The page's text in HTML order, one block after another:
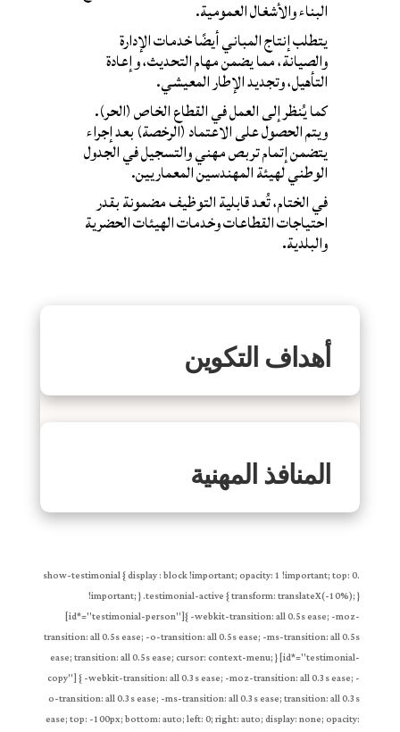
البناء والأشغال العمومية.
يتطلب إنتاج المباني أيضًا خدمات الإدارة
والصيانة، مما يضمن مهام التحديث، وإعادة
التأهيل، وتجديد الإطار المعيشي.
كما يُنظر إلى العمل في القطاع الخاص (الحر).
ويتم الحصول على الاعتماد (الرخصة) بعد إجراء
يتضمن إتمام تربص مهني والتسجيل في الجدول
الوطني لهيئة المهندسين المعماريين.
في الختام، تُعد قابلية التوظيف مضمونة بقدر
احتياجات القطاعات وخدمات الهيئات الحضرية
والبلدية.
أهداف التكوين
المنافذ المهنية
.show-testimonial { display : block !important; opacity: 1 !important; top: 0
!important; } .testimonial-active { transform: translateX(-10%); }
[id*="testimonial-person"]{ -webkit-transition: all 0.5s ease; -moz-
transition: all 0.5s ease; -o-transition: all 0.5s ease; -ms-transition: all 0.5s
ease; transition: all 0.5s ease; cursor: context-menu; } [id*="testimonial-
copy"] { -webkit-transition: all 0.3s ease; -moz-transition: all 0.3s ease; -
o-transition: all 0.3s ease; -ms-transition: all 0.3s ease; transition: all 0.3s
ease; top: -100px; bottom: auto; left: 0; right: auto; display: none; opacity: